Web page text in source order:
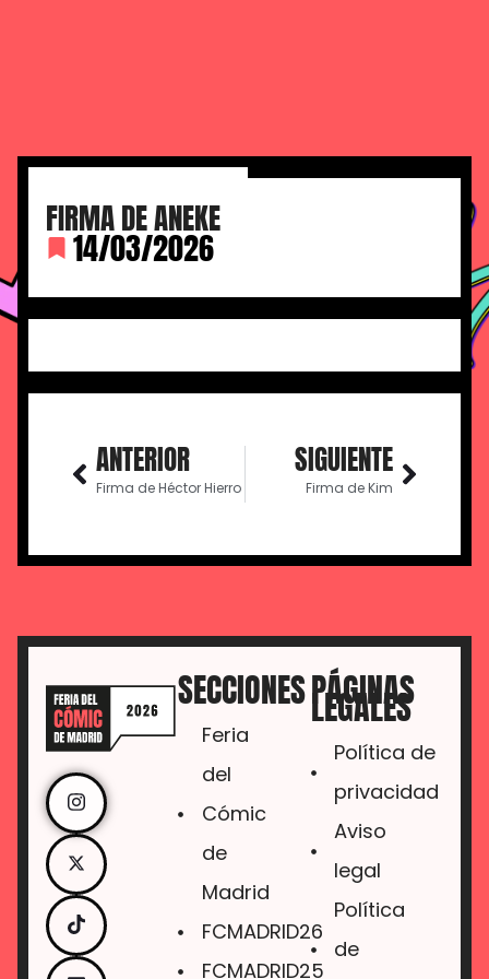
FIRMA DE ANEKE
14/03/2026
ANTERIOR
Firma de Héctor Hierro
SIGUIENTE
Firma de Kim
SECCIONES
Feria
del
Cómic
de
Madrid
FCMADRID26
FCMADRID25
PÁGINAS
LEGALES
Política de
privacidad
Aviso
legal
Política
de